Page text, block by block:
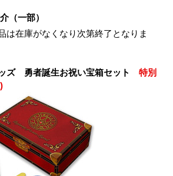
（一部）
は在庫がなくなり次第終了となりま
ズ 勇者誕生お祝い宝箱セット 特別